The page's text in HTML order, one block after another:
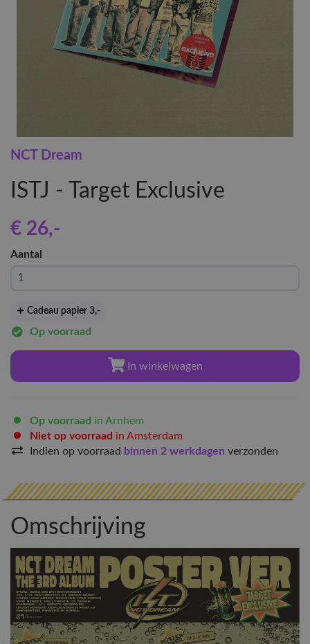
NCT Dream
ISTJ - Target Exclusive
€ 26,-
Aantal
Cadeau papier 3,-
Op voorraad
In winkelwagen
Op voorraad in Arnhem
Niet op voorraad in Amsterdam
Indien op voorraad binnen 2 werkdagen verzonden
Omschrijving